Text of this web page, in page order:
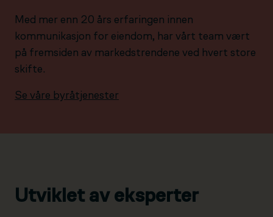
Med mer enn 20 års erfaringen innen
kommunikasjon for eiendom, har vårt team vært
på fremsiden av markedstrendene ved hvert store
skifte.
Se våre byråtjenester
Utviklet av eksperter